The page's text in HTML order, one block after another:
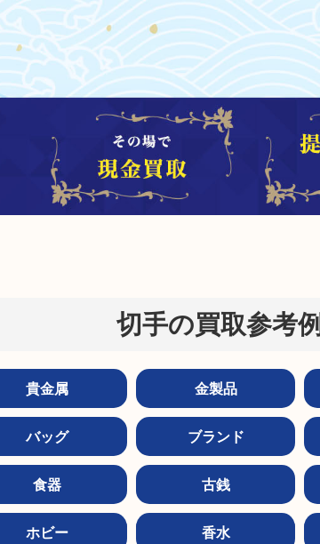
切手の買取参考例
貴金属 金製品
バッグ ブランド
食器 古銭
ホビー 香水